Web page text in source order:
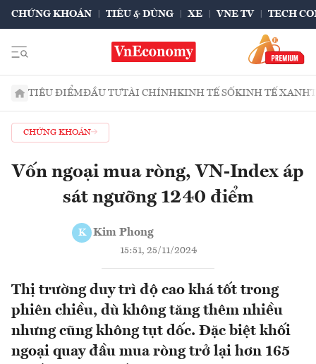
CHỨNG KHOÁN TIÊU & DÙNG XE VNE TV TECH
TIÊU ĐIỂMĐẦU TƯTÀI CHÍNHKINH TẾ SỐKINH TẾ XANH
CHỨNG KHOÁN
Vốn ngoại mua ròng, VN-Index áp
sát ngưỡng 1240 điểm
K Kim Phong
15:51, 25/11/2024
Thị trường duy trì độ cao khá tốt trong
phiên chiều, dù không tăng thêm nhiều
nhưng cũng không tụt dốc. Đặc biệt khối
ngoại quay đầu mua ròng trở lại hơn 165